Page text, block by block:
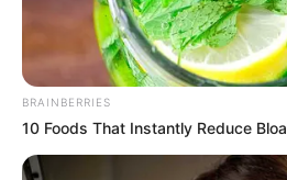
BRAINBERRIES
10 Foods That Instantly Reduce